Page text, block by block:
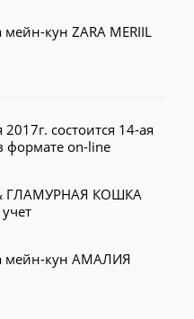
кун ZARA MERIIL
состоится 14-ая
формате on-line
ГЛАМУРНАЯ КОШКА
мейн-кун АМАЛИЯ